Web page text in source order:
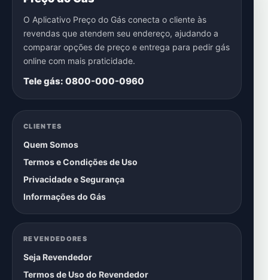
O Aplicativo Preço do Gás conecta o cliente às
revendas que atendem seu endereço, ajudando a
comparar opções de preço e entrega para pedir gás
online com mais praticidade.
Tele gás: 0800-000-0960
CLIENTES
Quem Somos
Termos e Condições de Uso
Privacidade e Segurança
Informações do Gás
REVENDEDORES
Seja Revendedor
Termos de Uso do Revendedor